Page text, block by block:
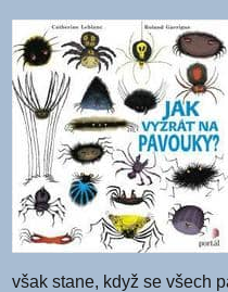
však stane, když se všech